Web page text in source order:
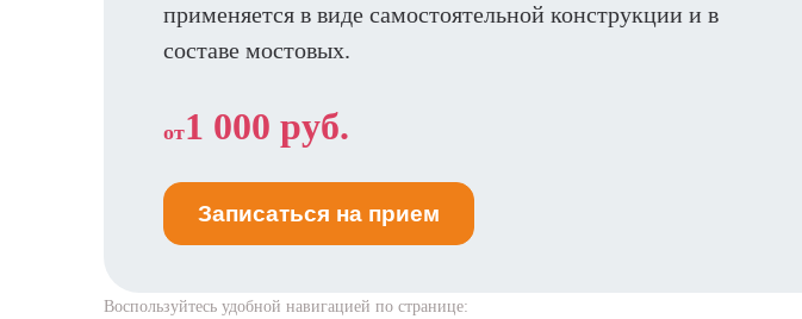
применяется в виде самостоятельной конструкции и в
составе мостовых.
от1 000 руб.
Записаться на прием
Воспользуйтесь удобной навигацией по странице: